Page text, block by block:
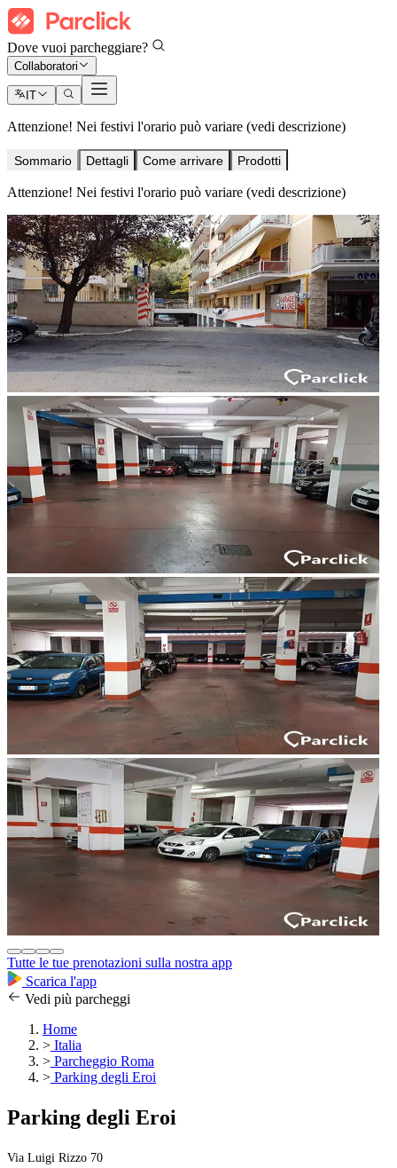
Dove vuoi parcheggiare?
Collaboratori
IT
Attenzione! Nei festivi l'orario può variare (vedi descrizione)
Sommario Dettagli Come arrivare Prodotti
Attenzione! Nei festivi l'orario può variare (vedi descrizione)
Tutte le tue prenotazioni sulla nostra app
Scarica l'app
Vedi più parcheggi
Home
> Italia
> Parcheggio Roma
> Parking degli Eroi
Parking degli Eroi
Via Luigi Rizzo 70